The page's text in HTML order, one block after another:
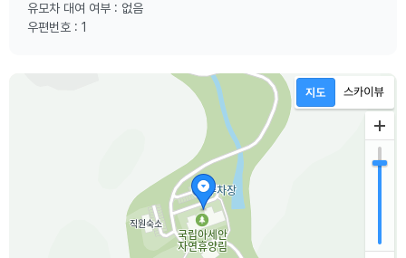
유모차 대여 여부 : 없음
우편번호 : 1